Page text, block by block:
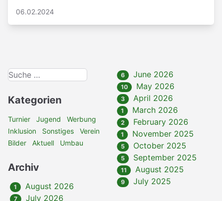
06.02.2024
Kategorien
Turnier Jugend
Werbung
Inklusion
Sonstiges
Verein
Bilder
Aktuell Umbau
Archiv
1 August 2026
7 July 2026
6 June 2026
10 May 2026
3 April 2026
1 March 2026
2 February 2026
1 November 2025
5 October 2025
5 September 2025
11 August 2025
9 July 2025